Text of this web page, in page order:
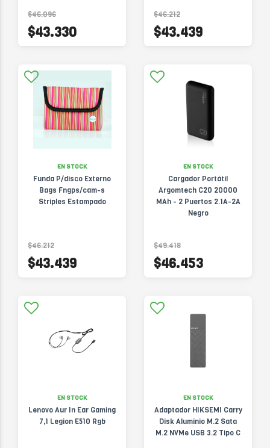
$46.096
$43.330
$46.212
$43.439
EN STOCK
Funda P/disco Externo
Bags Fngps/cam-s
Striples Estampado
$46.212
$43.439
EN STOCK
Cargador Portátil
Argomtech C20 20000
MAh - 2 Puertos 2.1A-2A
Negro
$49.418
$46.453
EN STOCK
Lenovo Aur In Ear Gaming
7,1 Legion E510 Rgb
EN STOCK
Adaptador HIKSEMI Carry
Disk Aluminio M.2 Sata
M.2 NVMe USB 3.2 Tipo C